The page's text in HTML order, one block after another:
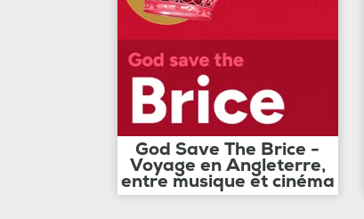
God Save The Brice -
Voyage en Angleterre,
entre musique et cinéma